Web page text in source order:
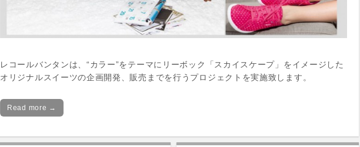
レコールバンタンは、“カラー”をテーマにリーボック「スカイスケープ」をイメージした
オリジナルスイーツの企画開発、販売までを行うプロジェクトを実施致します。
Read more →